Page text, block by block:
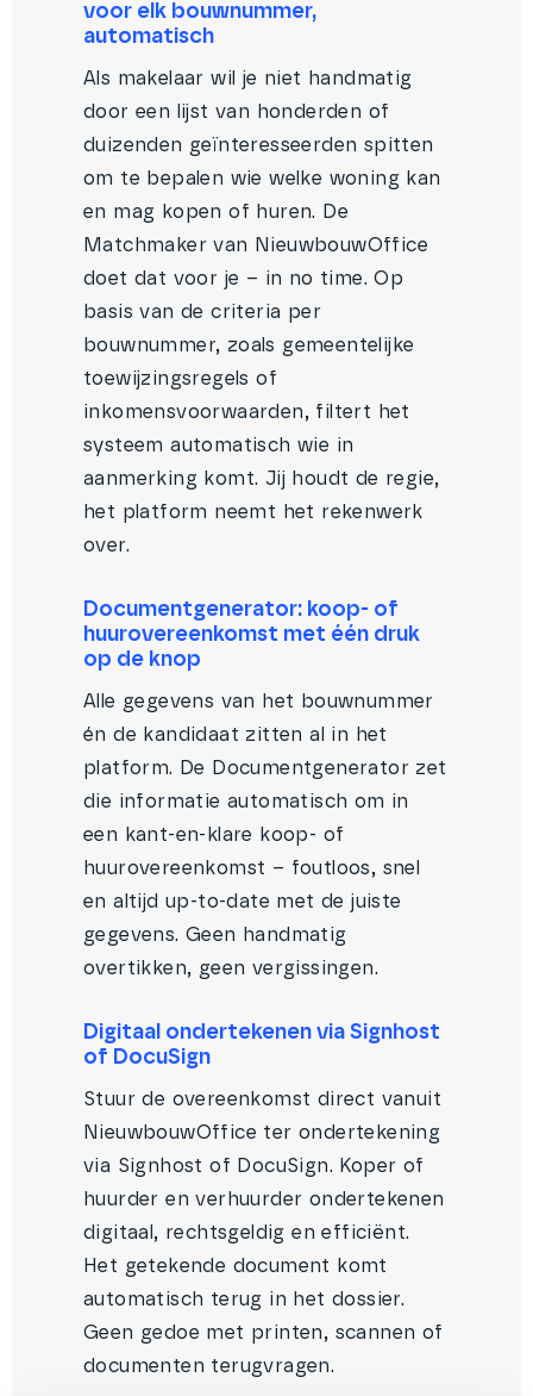
voor elk bouwnummer,
automatisch
Als makelaar wil je niet handmatig
door een lijst van honderden of
duizenden geïnteresseerden spitten
om te bepalen wie welke woning kan
en mag kopen of huren. De
Matchmaker van NieuwbouwOffice
doet dat voor je – in no time. Op
basis van de criteria per
bouwnummer, zoals gemeentelijke
toewijzingsregels of
inkomensvoorwaarden, filtert het
systeem automatisch wie in
aanmerking komt. Jij houdt de regie,
het platform neemt het rekenwerk
over.
Documentgenerator: koop- of
huurovereenkomst met één druk
op de knop
Alle gegevens van het bouwnummer
én de kandidaat zitten al in het
platform. De Documentgenerator zet
die informatie automatisch om in
een kant-en-klare koop- of
huurovereenkomst – foutloos, snel
en altijd up-to-date met de juiste
gegevens. Geen handmatig
overtikken, geen vergissingen.
Digitaal ondertekenen via Signhost
of DocuSign
Stuur de overeenkomst direct vanuit
NieuwbouwOffice ter ondertekening
via Signhost of DocuSign. Koper of
huurder en verhuurder ondertekenen
digitaal, rechtsgeldig en efficiënt.
Het getekende document komt
automatisch terug in het dossier.
Geen gedoe met printen, scannen of
documenten terugvragen.